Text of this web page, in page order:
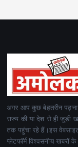
अगर आप कुछ बेहतरीन
राज्य की या देश से ही जुड़ी
तक पहुंचा रहे हैं।इस
प्लेटफॉर्म विश्वसनीय खबरों